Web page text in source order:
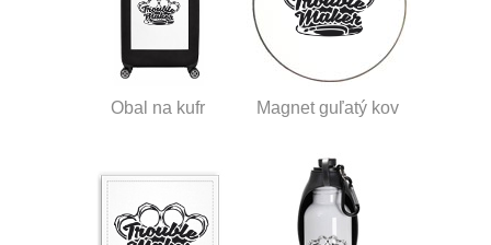
Obal na kufr Magnet guľatý kov